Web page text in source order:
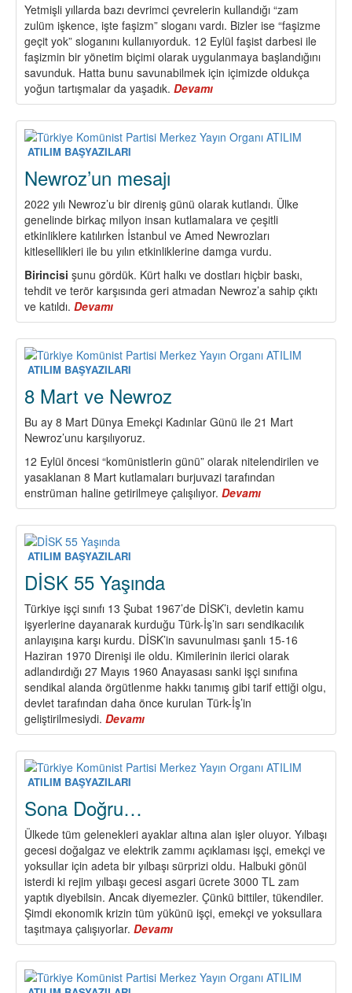
Yetmişli yıllarda bazı devrimci çevrelerin kullandığı “zam
zulüm işkence, işte faşizm” sloganı vardı. Bizler ise “faşizme
geçit yok” sloganını kullanıyorduk. 12 Eylül faşist darbesi ile
faşizmin bir yönetim biçimi olarak uygulanmaya başlandığını
savunduk. Hatta bunu savunabilmek için içimizde oldukça
yoğun tartışmalar da yaşadık. Devamı
FAŞİZME
KARŞI
SAVAŞIM
ATILIM BAŞYAZILARI
Newroz’un mesajı
2022 yılı Newroz’u bir direniş günü olarak kutlandı. Ülke
genelinde birkaç milyon insan kutlamalara ve çeşitli
etkinliklere katılırken İstanbul ve Amed Newrozları
kitlesellikleri ile bu yılın etkinliklerine damga vurdu.
Birincisi şunu gördük. Kürt halkı ve dostları hiçbir baskı,
tehdit ve terör karşısında geri atmadan Newroz’a sahip çıktı
ve katıldı. Devamı
Newroz’un
mesajı
ATILIM BAŞYAZILARI
8 Mart ve Newroz
Bu ay 8 Mart Dünya Emekçi Kadınlar Günü ile 21 Mart
Newroz’unu karşılıyoruz.
12 Eylül öncesi “komünistlerin günü” olarak nitelendirilen ve
yasaklanan 8 Mart kutlamaları burjuvazi tarafından
enstrüman haline getirilmeye çalışılıyor. Devamı
8
Mart
ATILIM BAŞYAZILARI
DİSK 55 Yaşında
Türkiye işçi sınıfı 13 Şubat 1967’de DİSK’i, devletin kamu
işyerlerine dayanarak kurduğu Türk-İş’in sarı sendikacılık
anlayışına karşı kurdu. DİSK’in savunulması şanlı 15-16
Haziran 1970 Direnişi ile oldu. Kimilerinin ilerici olarak
adlandırdığı 27 Mayıs 1960 Anayasası sanki işçi sınıfına
sendikal alanda örgütlenme hakkı tanımış gibi tarif ettiği olgu,
devlet tarafından daha önce kurulan Türk-İş’in
geliştirilmesiydi. Devamı
DİSK
55
Yaşında
ATILIM BAŞYAZILARI
Sona Doğru…
Ülkede tüm gelenekleri ayaklar altına alan işler oluyor. Yılbaşı
gecesi doğalgaz ve elektrik zammı açıklaması işçi, emekçi ve
yoksullar için adeta bir yılbaşı sürprizi oldu. Halbuki gönül
isterdi ki rejim yılbaşı gecesi asgari ücrete 3000 TL zam
yaptık diyebilsin. Ancak diyemezler. Çünkü bittiler, tükendiler.
Şimdi ekonomik krizin tüm yükünü işçi, emekçi ve yoksullara
taşıtmaya çalışıyorlar. Devamı
Sona
Doğru…